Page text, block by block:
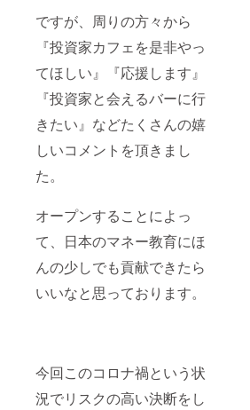
ですが、周りの方々から
『投資家カフェを是非やっ
てほしい』『応援します』
『投資家と会えるバーに行
きたい』などたくさんの嬉
しいコメントを頂きまし
た。
オープンすることによっ
て、日本のマネー教育にほ
んの少しでも貢献できたら
いいなと思っております。
今回このコロナ禍という状
況でリスクの高い決断をし